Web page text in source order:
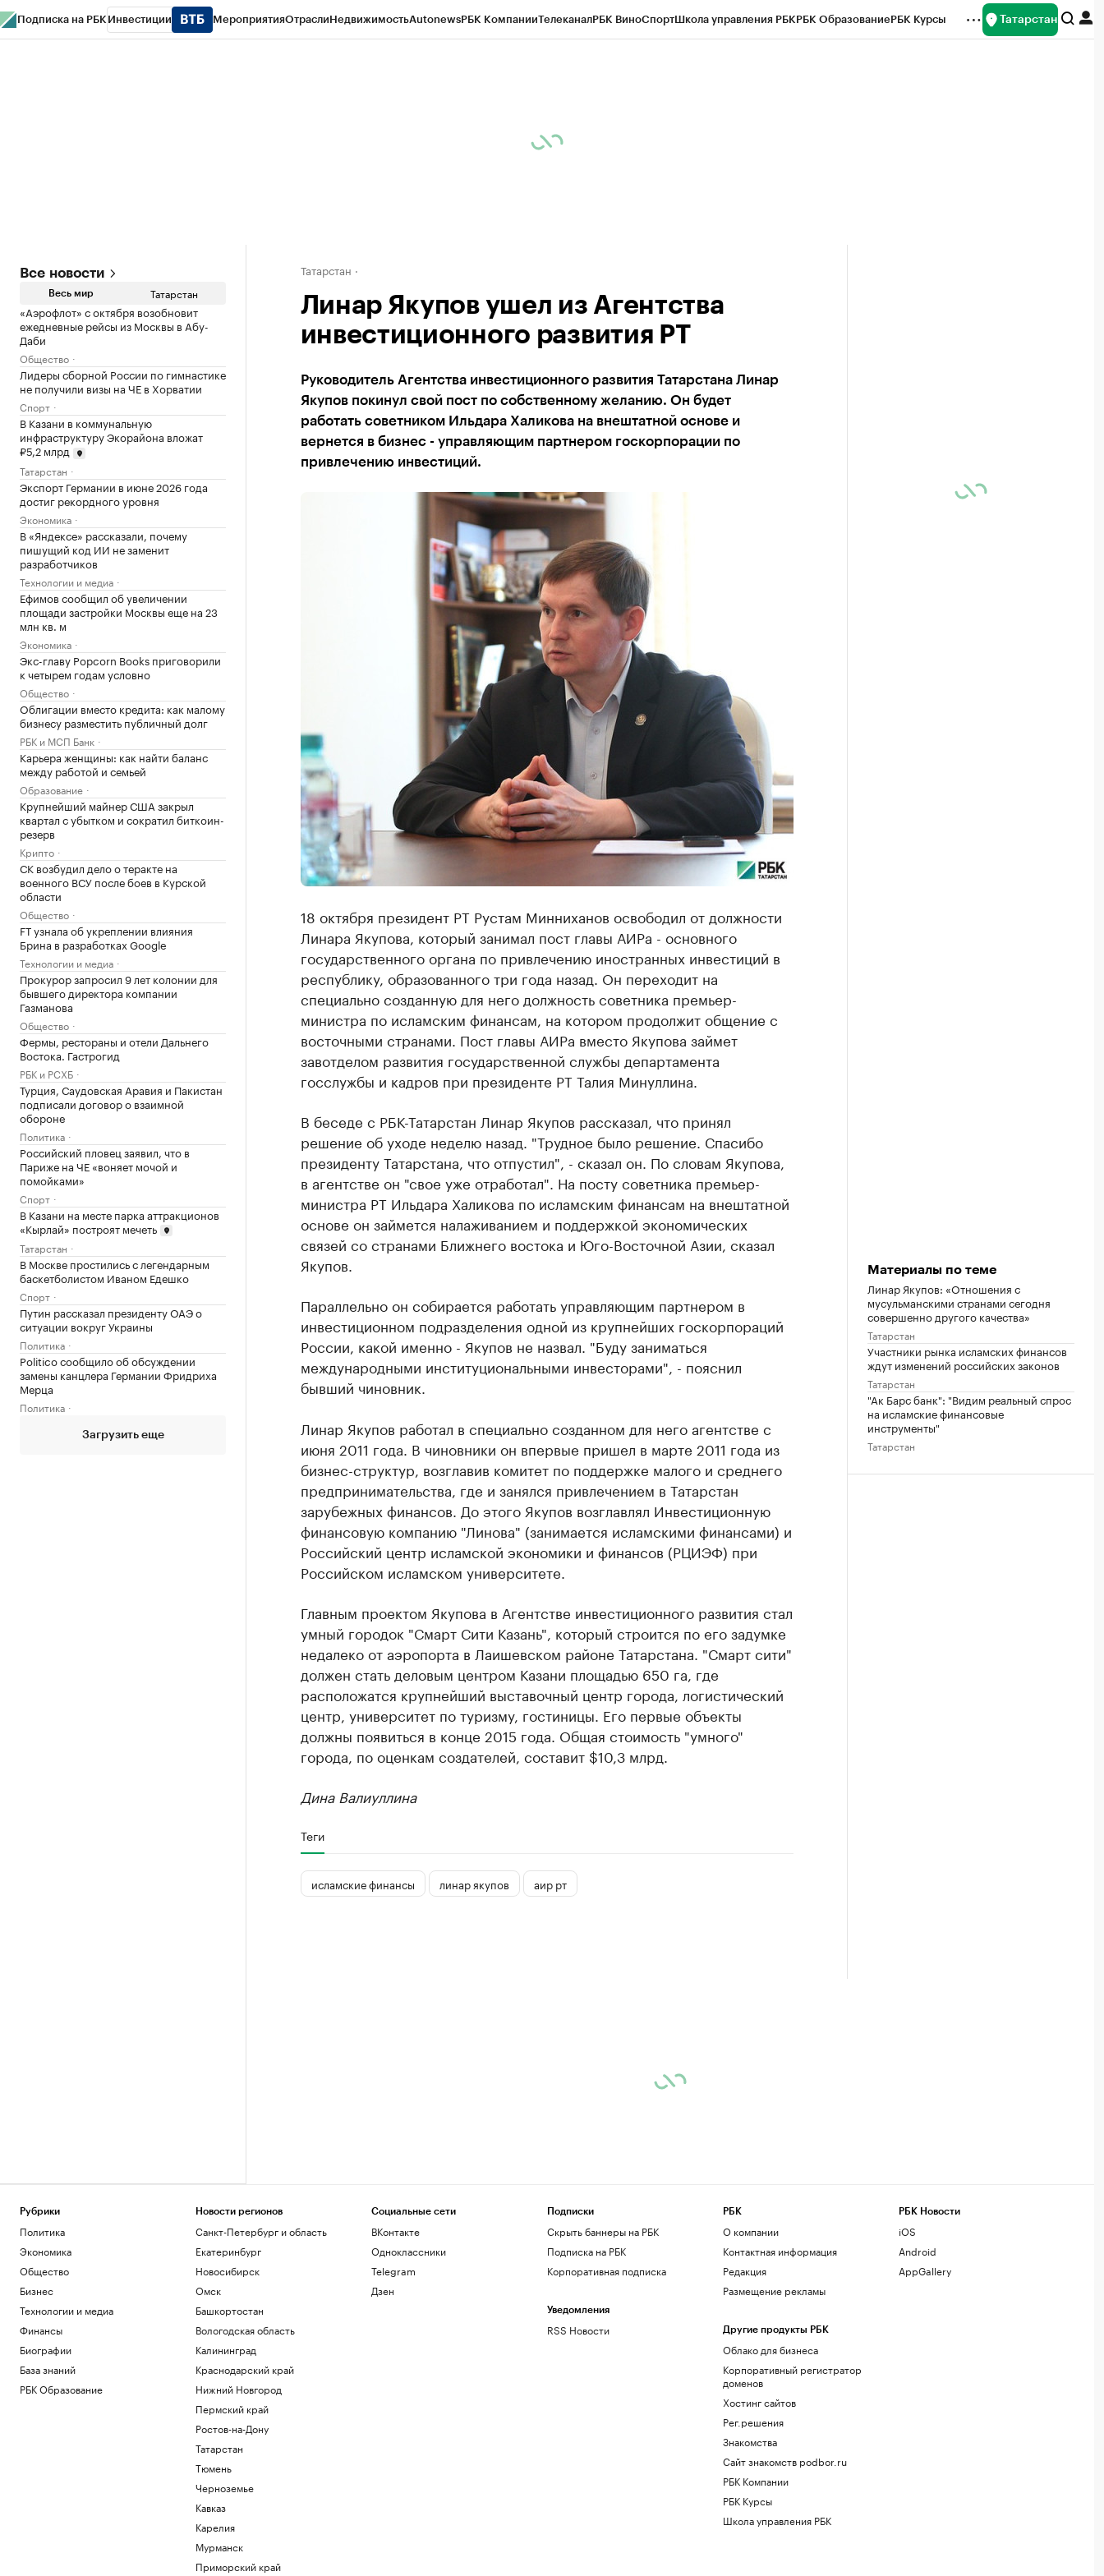
Подписка на РБК Инвестиции МероприятияОтраслиНедвижимостьAutonewsРБК КомпанииТелеканалРБК ВиноСпортШкола управления РБКРБК ОбразованиеРБК Курсы Татарстан
Все новости
Весь мир Татарстан
«Аэрофлот» с октября возобновит
ежедневные рейсы из Москвы в Абу-
Даби
Общество
Лидеры сборной России по гимнастике
не получили визы на ЧЕ в Хорватии
Спорт
В Казани в коммунальную
инфраструктуру Экорайона вложат
₽5,2 млрд
Татарстан
Экспорт Германии в июне 2026 года
достиг рекордного уровня
Экономика
В «Яндексе» рассказали, почему
пишущий код ИИ не заменит
разработчиков
Технологии и медиа
Ефимов сообщил об увеличении
площади застройки Москвы еще на 23
млн кв. м
Экономика
Экс-главу Popcorn Books приговорили
к четырем годам условно
Общество
Облигации вместо кредита: как малому
бизнесу разместить публичный долг
РБК и МСП Банк
Карьера женщины: как найти баланс
между работой и семьей
Образование
Крупнейший майнер США закрыл
квартал с убытком и сократил биткоин-
резерв
Крипто
СК возбудил дело о теракте на
военного ВСУ после боев в Курской
области
Общество
FT узнала об укреплении влияния
Брина в разработках Google
Технологии и медиа
Прокурор запросил 9 лет колонии для
бывшего директора компании
Газманова
Общество
Фермы, рестораны и отели Дальнего
Востока. Гастрогид
РБК и РСХБ
Турция, Саудовская Аравия и Пакистан
подписали договор о взаимной
обороне
Политика
Российский пловец заявил, что в
Париже на ЧЕ «воняет мочой и
помойками»
Спорт
В Казани на месте парка аттракционов
«Кырлай» построят мечеть
Татарстан
В Москве простились с легендарным
баскетболистом Иваном Едешко
Спорт
Путин рассказал президенту ОАЭ о
ситуации вокруг Украины
Политика
Politico сообщило об обсуждении
замены канцлера Германии Фридриха
Мерца
Политика
Загрузить еще
Татарстан
Линар Якупов ушел из Агентства
инвестиционного развития РТ
Руководитель Агентства инвестиционного развития Татарстана Линар
Якупов покинул свой пост по собственному желанию. Он будет
работать советником Ильдара Халикова на внештатной основе и
вернется в бизнес - управляющим партнером госкорпорации по
привлечению инвестиций.
18 октября президент РТ Рустам Минниханов освободил от должности
Линара Якупова, который занимал пост главы АИРа - основного
государственного органа по привлечению иностранных инвестиций в
республику, образованного три года назад. Он переходит на
специально созданную для него должность советника премьер-
министра по исламским финансам, на котором продолжит общение с
восточными странами. Пост главы АИРа вместо Якупова займет
завотделом развития государственной службы департамента
госслужбы и кадров при президенте РТ Талия Минуллина.
В беседе с РБК-Татарстан Линар Якупов рассказал, что принял
решение об уходе неделю назад. "Трудное было решение. Спасибо
президенту Татарстана, что отпустил", - сказал он. По словам Якупова,
в агентстве он "свое уже отработал". На посту советника премьер-
министра РТ Ильдара Халикова по исламским финансам на внештатной
основе он займется налаживанием и поддержкой экономических
связей со странами Ближнего востока и Юго-Восточной Азии, сказал
Якупов.
Параллельно он собирается работать управляющим партнером в
инвестиционном подразделения одной из крупнейших госкорпораций
России, какой именно - Якупов не назвал. "Буду заниматься
международными институциональными инвесторами", - пояснил
бывший чиновник.
Линар Якупов работал в специально созданном для него агентстве с
июня 2011 года. В чиновники он впервые пришел в марте 2011 года из
бизнес-структур, возглавив комитет по поддержке малого и среднего
предпринимательства, где и занялся привлечением в Татарстан
зарубежных финансов. До этого Якупов возглавлял Инвестиционную
финансовую компанию "Линова" (занимается исламскими финансами) и
Российский центр исламской экономики и финансов (РЦИЭФ) при
Российском исламском университете.
Главным проектом Якупова в Агентстве инвестиционного развития стал
умный городок "Смарт Сити Казань", который строится по его задумке
недалеко от аэропорта в Лаишевском районе Татарстана. "Смарт сити"
должен стать деловым центром Казани площадью 650 га, где
расположатся крупнейший выставочный центр города, логистический
центр, университет по туризму, гостиницы. Его первые объекты
должны появиться в конце 2015 года. Общая стоимость "умного"
города, по оценкам создателей, составит $10,3 млрд.
Дина Валиуллина
Теги
исламские финансы линар якупов аир рт
Материалы по теме
Линар Якупов: «Отношения с
мусульманскими странами сегодня
совершенно другого качества»
Татарстан
Участники рынка исламских финансов
ждут изменений российских законов
Татарстан
"Ак Барс банк": "Видим реальный спрос
на исламские финансовые
инструменты"
Татарстан
Рубрики
Политика
Экономика
Общество
Бизнес
Технологии и медиа
Финансы
Биографии
База знаний
РБК Образование
Новости регионов
Санкт-Петербург и область
Екатеринбург
Новосибирск
Омск
Башкортостан
Вологодская область
Калининград
Краснодарский край
Нижний Новгород
Пермский край
Ростов-на-Дону
Татарстан
Тюмень
Черноземье
Кавказ
Карелия
Мурманск
Приморский край
Социальные сети
ВКонтакте
Одноклассники
Telegram
Дзен
Подписки
Скрыть баннеры на РБК
Подписка на РБК
Корпоративная подписка
Уведомления
RSS Новости
РБК
О компании
Контактная информация
Редакция
Размещение рекламы
Другие продукты РБК
Облако для бизнеса
Корпоративный регистратор
доменов
Хостинг сайтов
Рег.решения
Знакомства
Сайт знакомств podbor.ru
РБК Компании
РБК Курсы
Школа управления РБК
РБК Новости
iOS
Android
AppGallery